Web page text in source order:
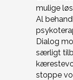
mulige
Al
Dialog
særligt
stoppe